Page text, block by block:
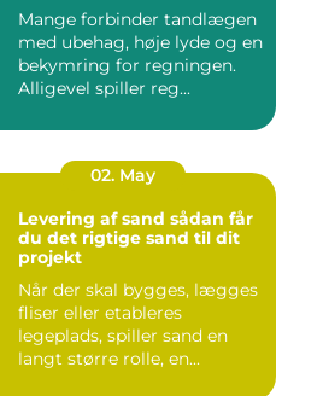
Mange forbinder tandlægen
med ubehag, høje lyde og en
bekymring for regningen.
Alligevel spiller reg...
02. May
Levering af sand sådan får
du det rigtige sand til dit
projekt
Når der skal bygges, lægges
fliser eller etableres
legeplads, spiller sand en
langt større rolle, en...